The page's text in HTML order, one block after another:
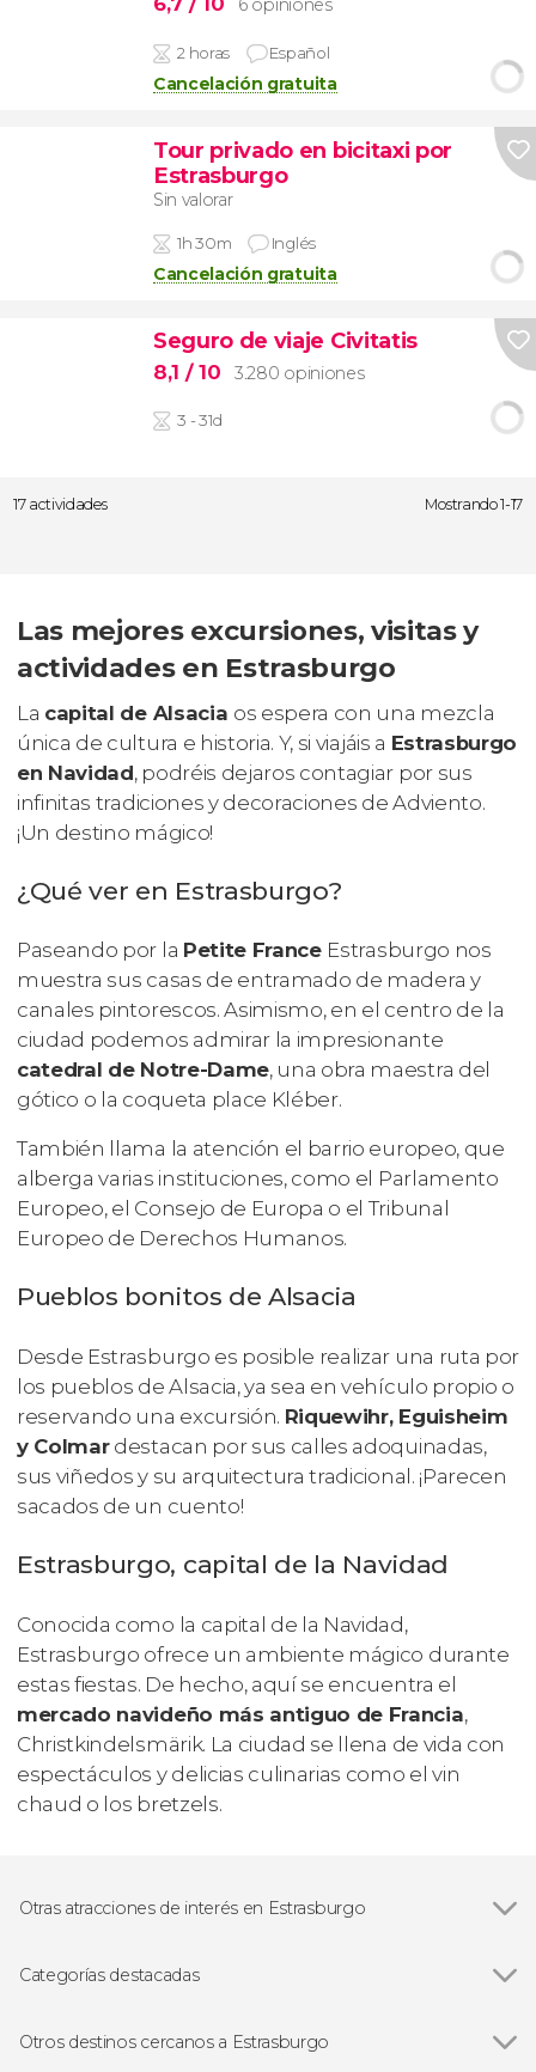
6 opiniones
2 horas Español
Cancelación gratuita
Tour privado en bicitaxi por
Estrasburgo
Sin valorar
1h 30m Inglés
Cancelación gratuita
Seguro de viaje Civitatis
8,1 / 10 3.280 opiniones
3 - 31d
17 actividades Mostrando 1-17
Las mejores excursiones, visitas y
actividades en Estrasburgo
La capital de Alsacia os espera con una mezcla
única de cultura e historia. Y, si viajáis a Estrasburgo
en Navidad, podréis dejaros contagiar por sus
infinitas tradiciones y decoraciones de Adviento.
¡Un destino mágico!
¿Qué ver en Estrasburgo?
Paseando por la Petite France Estrasburgo nos
muestra sus casas de entramado de madera y
canales pintorescos. Asimismo, en el centro de la
ciudad podemos admirar la impresionante
catedral de Notre-Dame, una obra maestra del
gótico o la coqueta place Kléber.
También llama la atención el barrio europeo, que
alberga varias instituciones, como el Parlamento
Europeo, el Consejo de Europa o el Tribunal
Europeo de Derechos Humanos.
Pueblos bonitos de Alsacia
Desde Estrasburgo es posible realizar una ruta por
los pueblos de Alsacia, ya sea en vehículo propio o
reservando una excursión. Riquewihr, Eguisheim
y Colmardestacan por sus calles adoquinadas,
sus viñedos y su arquitectura tradicional. ¡Parecen
sacados de un cuento!
Estrasburgo, capital de la Navidad
Conocida como la capital de la Navidad,
Estrasburgo ofrece un ambiente mágico durante
estas fiestas. De hecho, aquí se encuentra el
mercado navideño más antiguo de Francia,
Christkindelsmärik. La ciudad se llena de vida con
espectáculos y delicias culinarias como elvin
chaud o los bretzels.
Otras atracciones de interés en Estrasburgo
Categorías destacadas
Free tours en Estrasburgo
Otros destinos cercanos a Estrasburgo